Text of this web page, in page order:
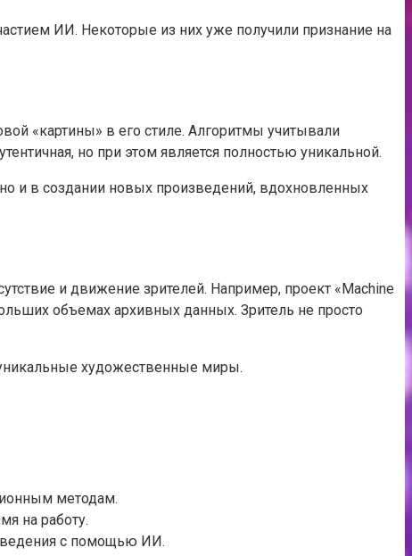
ИИ. Некоторые из них уже получили признание на
«картины» в его стиле. Алгоритмы учитывали
но при этом является полностью уникальной.
и в создании новых произведений, вдохновленных
и движение зрителей. Например, проект «Machine
объемах архивных данных. Зритель не просто
художественные миры.
методам.
на работу.
с помощью ИИ.